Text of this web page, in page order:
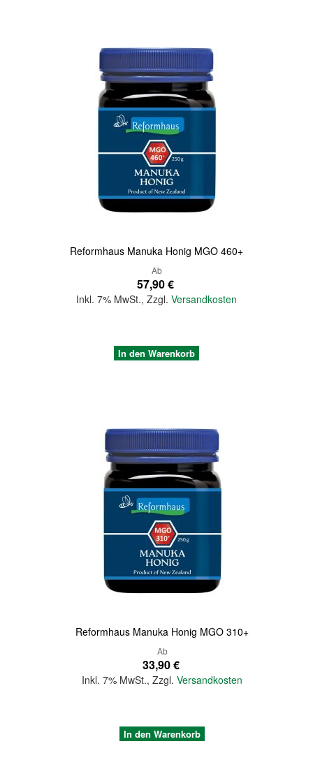
Reformhaus Manuka Honig MGO 460+
Ab
57,90 €
Inkl. 7% MwSt., Zzgl. Versandkosten
In den Warenkorb
Reformhaus Manuka Honig MGO 310+
Ab
33,90 €
Inkl. 7% MwSt.,Zzgl.Versandkosten
In den Warenkorb